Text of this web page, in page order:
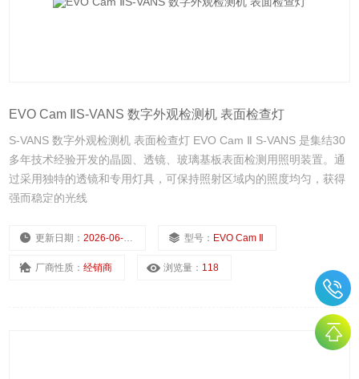
EVO Cam ⅡS-VANS 数字外观检测机 表面检查灯
S-VANS 数字外观检测机 表面检查灯 EVO Cam Ⅱ S-VANS 是集结30
多年技术经验开发的晶圆、透镜、玻璃基板表面检测用照明装置。通
过采用独特的透镜和专用灯具，可保持照射区域内的照度均匀，获得
强而稳定的光线
更新日期：2026-06-02 型号： EVO Cam Ⅱ
厂商性质：经销商 浏览量： 118